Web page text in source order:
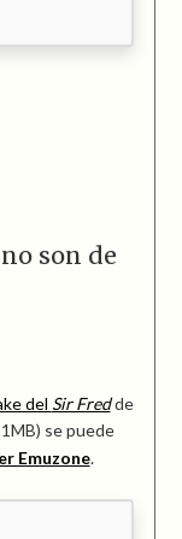
son de
del Sir Fredde
se puede
Emuzone.